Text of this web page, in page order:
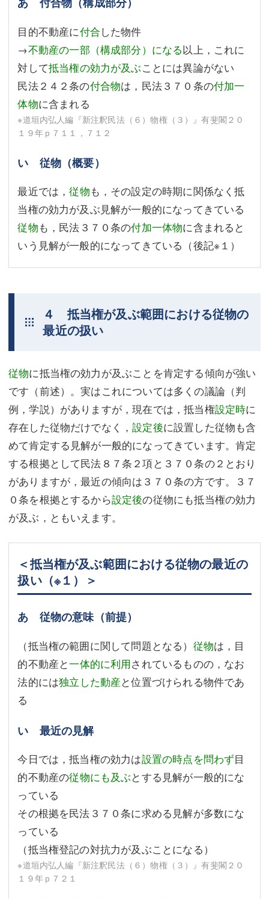
目的不動産に付合した物件
→不動産の一部（構成部分）になる以上，これに
対して抵当権の効力が及ぶことには異論がない
民法２４２条の付合物は，民法３７０条の付加一
体物に含まれる
※道垣内弘人編『新注釈民法（６）物権（３）』有斐閣２０
１９年ｐ７１１，７１２
い 従物（概要）
最近では，従物も，その設定の時期に関係なく抵
当権の効力が及ぶ見解が一般的になってきている
従物も，民法３７０条の付加一体物に含まれると
いう見解が一般的になってきている（後記※１ ）
４ 抵当権が及ぶ範囲における従物の
最近の扱い
従物に抵当権の効力が及ぶことを肯定する傾向が強い
です（前述）。実はこれについては多くの議論（判
例，学説）がありますが，現在では，抵当権設定時に
存在した従物だけでなく，設定後に設置した従物も含
めて肯定する見解が一般的になってきています。肯定
する根拠として民法８７条２項と３７０条の２とおり
がありますが，最近の傾向は３７０条の方です。３７
０条を根拠とするから設定後の従物にも抵当権の効力
が及ぶ，ともいえます。
＜抵当権が及ぶ範囲における従物の最近の
扱い（※１） ＞
あ 従物の意味（前提）
（抵当権の範囲に関して問題となる） 従物は，目
的不動産と一体的に利用されているものの，なお
法的には独立した動産と位置づけられる物件であ
る
い 最近の見解
今日では，抵当権の効力は設置の時点を問わず目
的不動産の従物にも及ぶとする見解が一般的にな
っている
その根拠を民法３７０条に求める見解が多数にな
っている
（抵当権登記の対抗力が及ぶことになる）
※道垣内弘人編『新注釈民法（６）物権（３）』有斐閣２０
１９年ｐ７２１